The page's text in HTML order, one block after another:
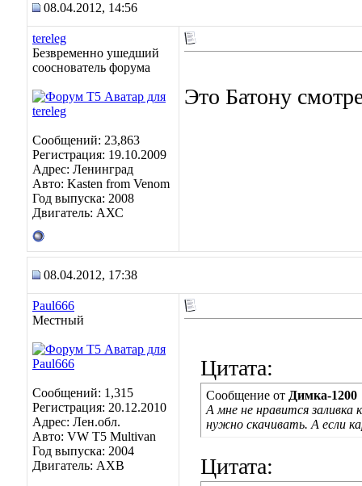
08.04.2012, 14:56
tereleg
Безвременно ушедший
сооснователь форума
Сообщений: 23,863
Регистрация: 19.10.2009
Адрес: Ленинград
Авто: Kasten from Venom
Год выпуска: 2008
Двигатель: АХС
Это Батону
08.04.2012, 17:38
Paul666
Местный
Сообщений: 1,315
Регистрация: 20.12.2010
Адрес: Лен.обл.
Авто: VW T5 Multivan
Год выпуска: 2004
Двигатель: AXB
Цитата:
Сообщение от Димка-1200
А мне не нравится
нужно скачивать. А если
Цитата: